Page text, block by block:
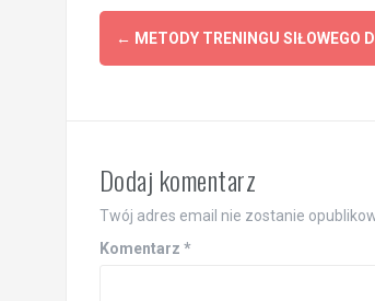
Post
navigation
← METODY TRENINGU SIŁOWEGO
Dodaj komentarz
Twój adres email nie zostanie
Komentarz *